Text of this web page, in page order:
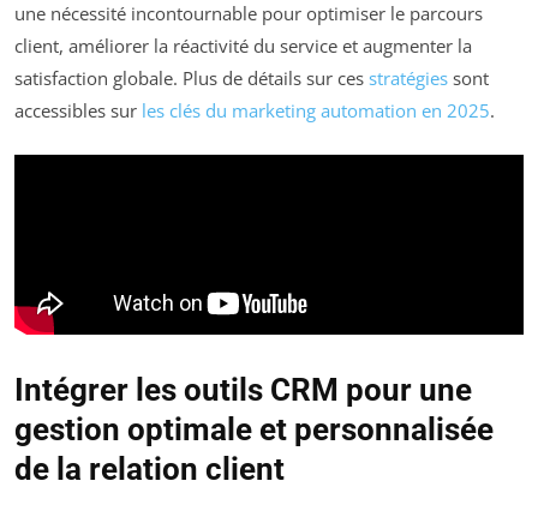
une nécessité incontournable pour optimiser le parcours
client, améliorer la réactivité du service et augmenter la
satisfaction globale. Plus de détails sur ces stratégies sont
accessibles sur les clés du marketing automation en 2025.
Intégrer les outils CRM pour une
gestion optimale et personnalisée
de la relation client